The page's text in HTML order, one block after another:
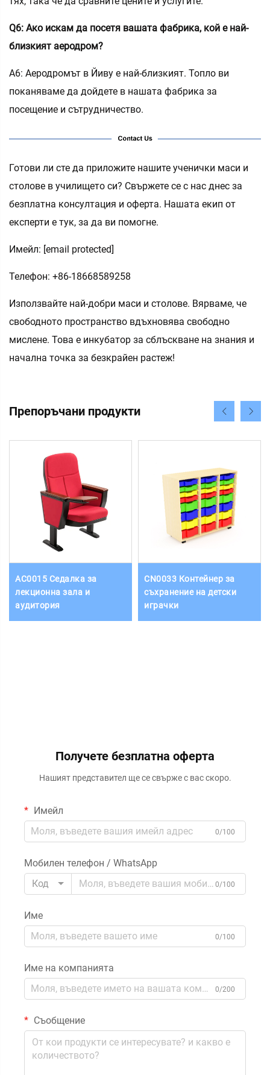
Q6: Ако искам да посетя вашата фабрика, кой е най-
близкият аеродром?
A6: Аеродромът в Йиву е най-близкият. Топло ви
поканяваме да дойдете в нашата фабрика за
посещение и сътрудничество.
Готови ли сте да приложите нашите ученички маси и
столове в училището си? Свържете се с нас днес за
безплатна консултация и оферта. Нашата екип от
експерти е тук, за да ви помогне.
Имейл: [email protected]
Телефон: +86-18668589258
Използвайте най-добри маси и столове. Вярваме, че
свободното пространство вдъхновява свободно
мислене. Това е инкубатор за сблъскване на знания и
начална точка за безкрайен растеж!
Препоръчани продукти
AC0015 Седалка за
лекционна зала и
аудитория
CN0033 Контейнер за
съхранение на детски
играчки
Получете безплатна оферта
Нашият представител ще се свърже с вас скоро.
Имейл
0/100
Мобилен телефон / WhatsApp
Код
0/100
Име
0/100
Име на компанията
0/200
Съобщение